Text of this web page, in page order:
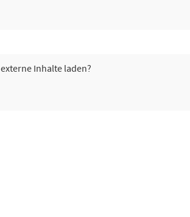
Inhalte laden?